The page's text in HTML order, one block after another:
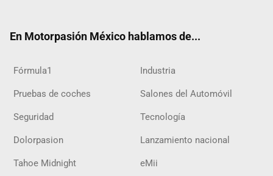
En Motorpasión México hablamos de...
Fórmula1 Industria
Pruebas de coches Salones del Automóvil
Seguridad Tecnología
Dolorpasion Lanzamiento nacional
Tahoe Midnight eMii